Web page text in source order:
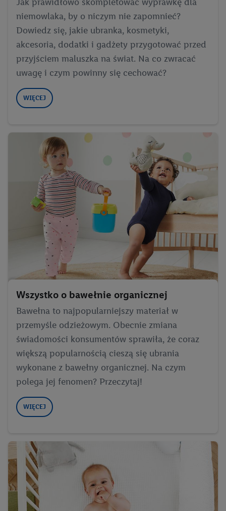
niemowlaka, by o niczym nie zapomnieć?
Dowiedz się, jakie ubranka, kosmetyki,
akcesoria, dodatki i gadżety przygotować przed
przyjściem maluszka na świat. Na co zwracać
uwagę i czym powinny się cechować?
WIĘCEJ
Wszystko o bawełnie organicznej
Bawełna to najpopularniejszy materiał w
przemyśle odzieżowym. Obecnie zmiana
świadomości konsumentów sprawiła, że coraz
większą popularnością cieszą się ubrania
wykonane z bawełny organicznej. Na czym
polega jej fenomen? Przeczytaj!
WIĘCEJ